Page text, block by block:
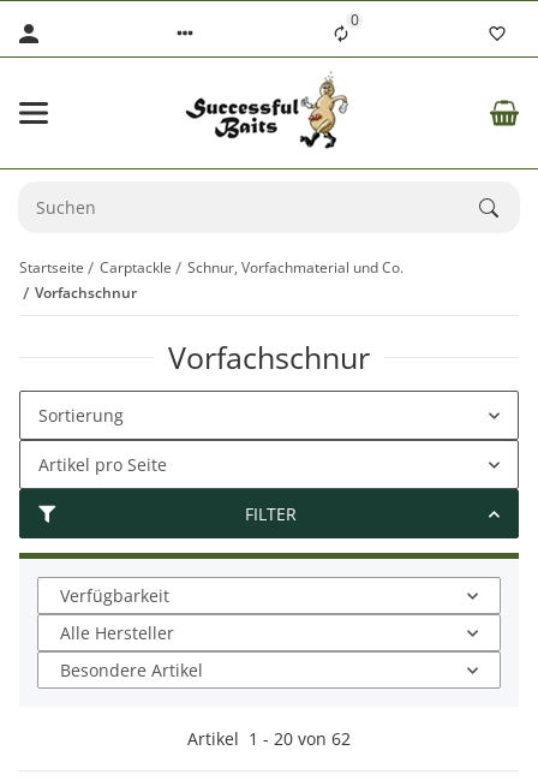
0
Startseite Carptackle
Schnur, Vorfachmaterial und Co.
Vorfachschnur
Vorfachschnur
FILTER
Sortierung
Artikel pro Seite
Verfügbarkeit
Alle Hersteller
Besondere Artikel
Artikel 1 - 20 von 62